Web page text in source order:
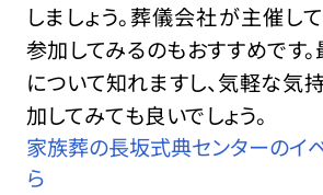
しましょう。葬儀会社が主催し
参加してみるのもおすすめです
について知れますし、気軽な気
加してみても良いでしょう。
家族葬の長坂式典センターのイ
ら